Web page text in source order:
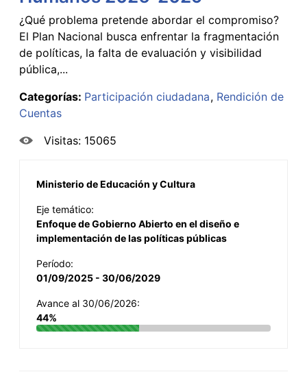
¿Qué problema pretende abordar el compromiso?
El Plan Nacional busca enfrentar la fragmentación
de políticas, la falta de evaluación y visibilidad
pública,...
Categorías: Participación ciudadana Rendición de
Cuentas
Visitas: 15065
Ministerio de Educación y Cultura
Eje temático:
Enfoque de Gobierno Abierto en el diseño e
implementación de las políticas públicas
Período:
01/09/2025 - 30/06/2029
Avance al 30/06/2026:
44%